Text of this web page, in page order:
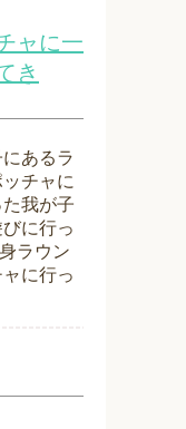
ャに一
き
あるラ
チャに
我が子
に行っ
ラウン
に行っ